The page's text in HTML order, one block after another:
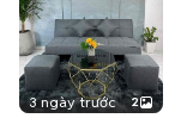
3 ngày trước 2